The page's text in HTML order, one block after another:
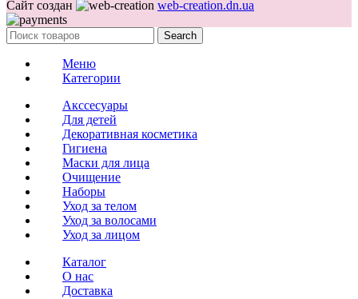
Сайт создан
web-creation.dn.ua
Search
Меню
Категории
Акссесуары
Для детей
Декоративная косметика
Гигиена
Маски для лица
Очищение
Наборы
Уход за телом
Уход за волосами
Уход за лицом
Каталог
О нас
Доставка